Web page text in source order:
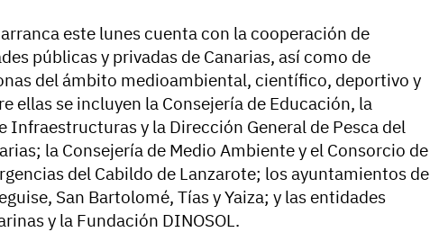
este lunes cuenta con la cooperación de
públicas y privadas de Canarias, así como de
del ámbito medioambiental, científico, deportivo y
ellas se incluyen la Consejería de Educación, la
Infraestructuras y la Dirección General de Pesca del
la Consejería de Medio Ambiente y el Consorcio de
del Cabildo de Lanzarote; los ayuntamientos de
San Bartolomé, Tías y Yaiza; y las entidades
y la Fundación DINOSOL.